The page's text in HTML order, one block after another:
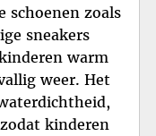
schoenen zoals
sneakers
warm
weer. Het
kinderen